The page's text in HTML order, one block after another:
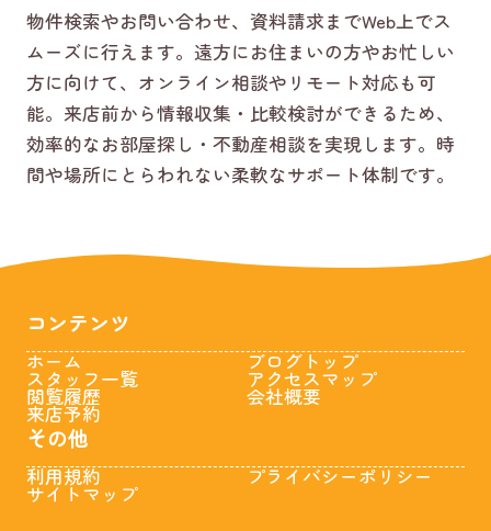
物件検索やお問い合わせ、資料請求までWeb上でス
ムーズに行えます。遠方にお住まいの方やお忙しい
方に向けて、オンライン相談やリモート対応も可
能。来店前から情報収集・比較検討ができるため、
効率的なお部屋探し・不動産相談を実現します。時
間や場所にとらわれない柔軟なサポート体制です。
コンテンツ
ホーム
スタッフ一覧
閲覧履歴
来店予約
ブログトップ
アクセスマップ
会社概要
その他
利用規約
サイトマップ
プライバシーポリシー